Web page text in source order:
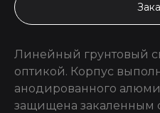
Линейный грунтовый
оптикой. Корпус
анодированного
защищена закаленным